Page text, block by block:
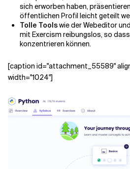
sich erworben haben,
öffentlichen Profil leicht geteilt
Tolle Toolswie der Webeditor
mit Exercism reibungslos, so
konzentrieren können.
[caption id="attachment_55589"
width="1024"]